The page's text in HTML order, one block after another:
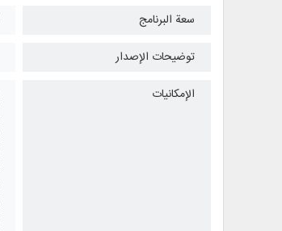
سعة البرنامج
توضيحات الإصدار
الإمكانيات